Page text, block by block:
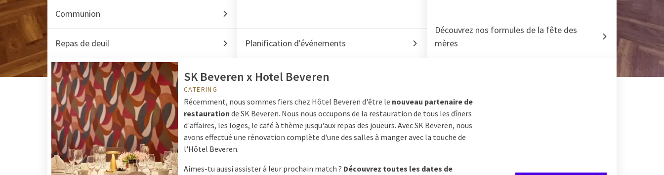
Communion
Repas de deuil Planification d'événements
Découvrez nos formules de la fête des
mères
SK Beveren x Hotel Beveren
CATERING
Récemment, nous sommes fiers chez Hôtel Beveren d'être le nouveau partenaire de
restauration de SK Beveren. Nous nous occupons de la restauration de tous les dîners
d'affaires, les loges, le café à thème jusqu'aux repas des joueurs. Avec SK Beveren, nous
avons effectué une rénovation complète d'une des salles à manger avec la touche de
l'Hôtel Beveren.
Aimes-tu aussi assister à leur prochain match ? Découvrez toutes les dates de